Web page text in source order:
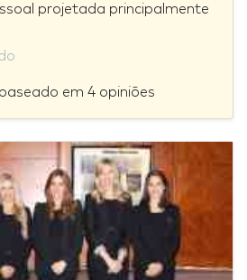
projetada principalmente
em 4 opiniões